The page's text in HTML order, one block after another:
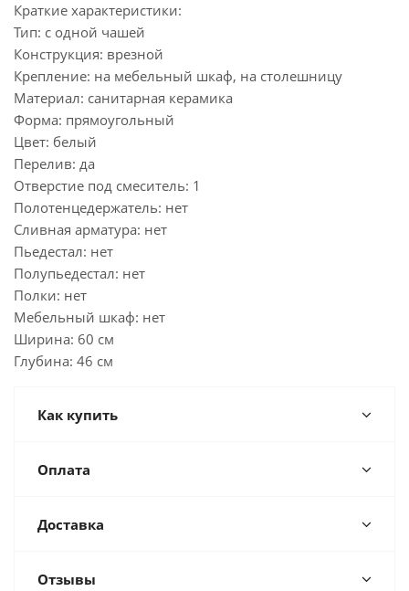
Краткие характеристики:
Тип: с одной чашей
Конструкция: врезной
Крепление: на мебельный шкаф, на столешницу
Материал: санитарная керамика
Форма: прямоугольный
Цвет: белый
Перелив: да
Отверстие под смеситель: 1
Полотенцедержатель: нет
Сливная арматура: нет
Пьедестал: нет
Полупьедестал: нет
Полки: нет
Мебельный шкаф: нет
Ширина: 60 см
Глубина: 46 см
Как купить
Оплата
Доставка
Отзывы